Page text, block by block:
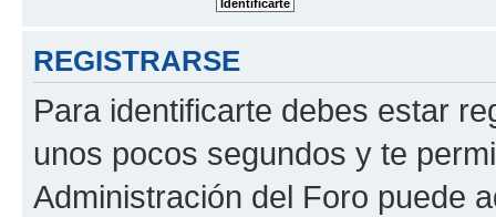
REGISTRARSE
Para identificarte debes estar
unos pocos segundos y te
Administración del Foro puede